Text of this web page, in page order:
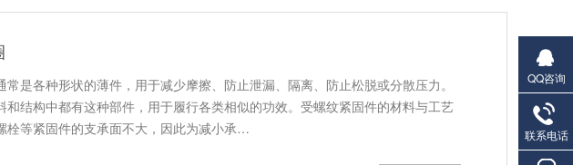
常是各种形状的薄件，用于减少摩擦、防止泄漏、隔离、防止松脱或分散压力。
和结构中都有这种部件，用于履行各类相似的功效。受螺纹紧固件的材料与工艺
栓等紧固件的支承面不大，因此为减小承…
QQ咨询
联系电话